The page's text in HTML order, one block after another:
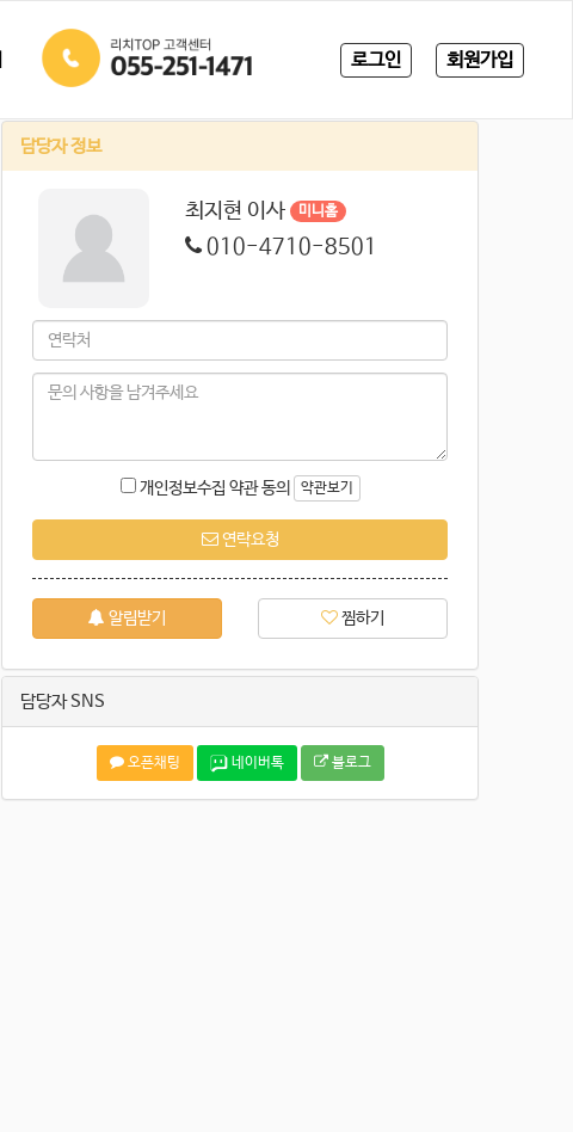
로그인 회원가입
담당자 정보
최지현 이사 미니홈
010-4710-8501
개인정보수집 약관 동의 약관보기
연락요청
알림받기 찜하기
담당자 SNS
오픈채팅 네이버톡 블로그